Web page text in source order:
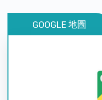
GOOGLE 地圖
透過GOOGLE 地圖探
查看前往目的地的路線